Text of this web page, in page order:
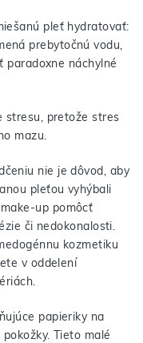
pleť hydratovať:
prebytočnú vodu,
náchylné
stresu, pretože stres
mazu.
nie je dôvod, aby
pleťou vyhýbali
up pomôcť
či nedokonalosti.
kozmetiku
v oddelení
papieriky na
Tieto malé